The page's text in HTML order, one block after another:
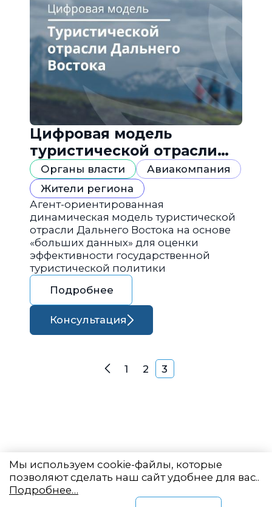
Цифровая модель
туристической отрасли
Дальнего Востока
Органы власти
Авиакомпания
Жители региона
Агент-ориентированная
динамическая модель туристической
отрасли Дальнего Востока на основе
«больших данных» для оценки
эффективности государственной
туристической политики
Подробнее
Консультация
Навигация по
Назад
1 2 3
Мы используем cookie-файлы, которые
позволяют сделать наш сайт удобнее для вас..
Подробнее…